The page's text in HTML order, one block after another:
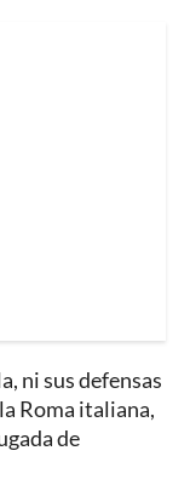
ni sus defensas
Roma italiana,
de